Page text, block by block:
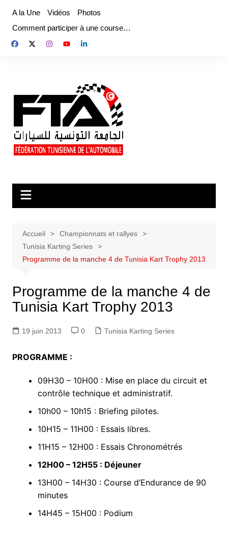
contenu
A la Une Vidéos
Photos
Comment participer à une course…
Accueil
Championnats et rallyes
Tunisia Karting Series
Programme de la manche 4 de Tunisia Kart Trophy 2013
Programme de la manche 4 de
Tunisia Kart Trophy 2013
19 juin 2013 0 Tunisia Karting Series
PROGRAMME :
09H30 – 10H00 : Mise en place du circuit et
contrôle technique et administratif.
10h00 – 10h15 : Briefing pilotes.
10H15 – 11H00 : Essais libres.
11H15 – 12H00 : Essais Chronométrés
12H00 – 12H55 : Déjeuner
13H00 – 14H30 : Course d’Endurance de 90
minutes
14H45 – 15H00 : Podium